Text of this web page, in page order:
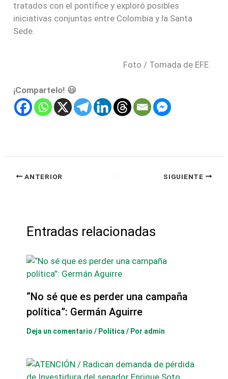
tratados con el pontífice y exploró posibles
iniciativas conjuntas entre Colombia y la Santa
Sede.
Foto / Tomada de EFE
¡Compartelo! 😃
ANTERIOR SIGUIENTE
Entradas relacionadas
“No sé que es perder una campaña
política”: Germán Aguirre
Deja un comentario / Política/ Por admin